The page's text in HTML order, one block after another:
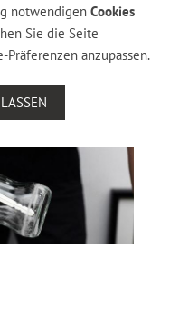
notwendigen Cookies
Sie die Seite
Präferenzen anzupassen.